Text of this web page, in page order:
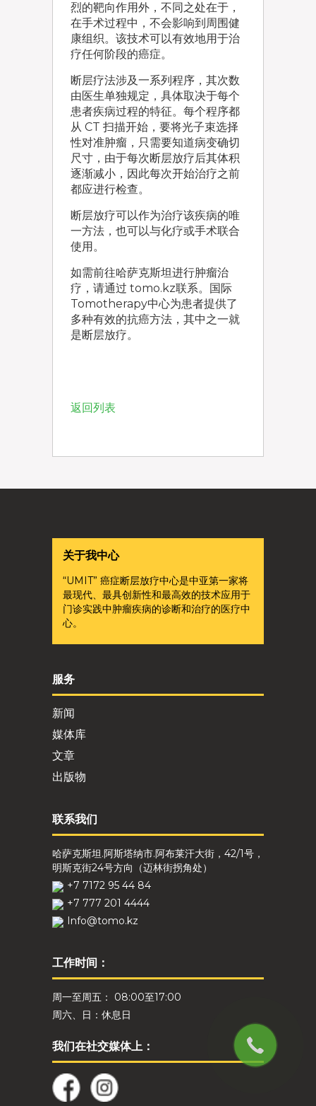
烈的靶向作用外，不同之处在于，
在手术过程中，不会影响到周围健
康组织。该技术可以有效地用于治
疗任何阶段的癌症。
断层疗法涉及一系列程序，其次数
由医生单独规定，具体取决于每个
患者疾病过程的特征。每个程序都
从 CT 扫描开始，要将光子束选择
性对准肿瘤，只需要知道病变确切
尺寸，由于每次断层放疗后其体积
逐渐减小，因此每次开始治疗之前
都应进行检查。
断层放疗可以作为治疗该疾病的唯
一方法，也可以与化疗或手术联合
使用。
如需前往哈萨克斯坦进行肿瘤治
疗，请通过 tomo.kz联系。国际
Tomotherapy中心为患者提供了
多种有效的抗癌方法，其中之一就
是断层放疗。
返回列表
关于我中心
“UMIT” 癌症断层放疗中心是中亚第一家将
最现代、最具创新性和最高效的技术应用于
门诊实践中肿瘤疾病的诊断和治疗的医疗中
心。
服务
新闻
媒体库
文章
出版物
联系我们
哈萨克斯坦.阿斯塔纳市.阿布莱汗大街，42/1号，
明斯克街24号方向（迈林街拐角处）
+7 7172 95 44 84
+7 777 201 4444
Info@tomo.kz
工作时间：
周一至周五： 08:00至17:00
周六、日：休息日
我们在社交媒体上：